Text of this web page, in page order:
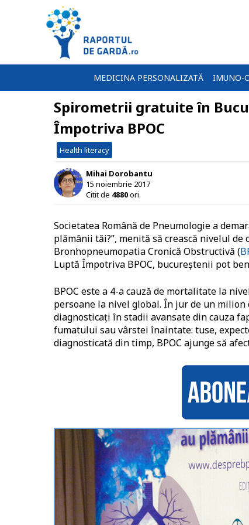
MEDICINA PERSONALIZATĂ IMUNO-
Spirometrii gratuite în
Împotriva BPOC
Health literacy
Mihai Dorobantu
15 noiembrie 2017
Citit de 4880ori.
Societatea Română de Pneumologie a
plămânii tăi?”, menită să crească nivelul
Bronhopneumopatia Cronică Obstructivă (
Luptă Împotriva BPOC, bucureștenii pot
BPOC este a 4-a cauză de mortalitate la
persoane la nivel global. În jur de un
diagnosticați în stadii avansate din cauza
fumatului sau vârstei înaintate: tuse,
diagnosticată din timp, BPOC ajunge să